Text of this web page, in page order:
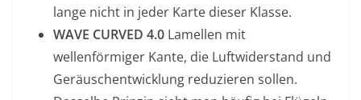
lange nicht in jeder Karte dieser Klasse.
WAVE CURVED 4.0 Lamellen mit
wellenförmiger Kante, die Luftwiderstand und
Geräuschentwicklung reduzieren sollen.